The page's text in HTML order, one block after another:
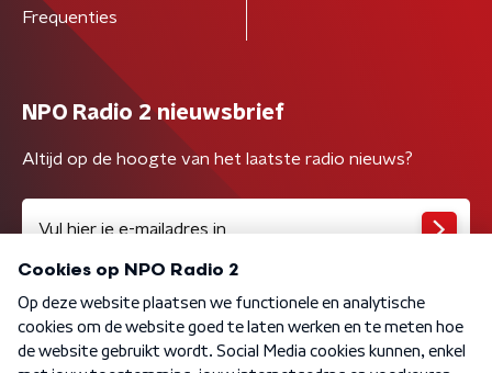
Frequenties
NPO Radio 2 nieuwsbrief
Altijd op de hoogte van het laatste radio nieuws?
Algemene voorwaarden